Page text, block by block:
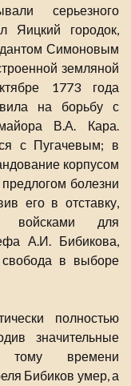
серьезного
Яицкий городок,
Симоновым
земляной
1773 года
на борьбу с
В.А. Кара.
с Пугачевым; в
корпусом
болезни
его в отставку,
войсками для
А.И. Бибикова,
в выборе
полностью
значительные
тому времени
Бибиков умер, а